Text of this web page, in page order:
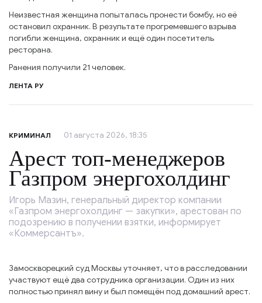
Неизвестная женщина попыталась пронести бомбу, но её
остановил охранник. В результате прогремевшего взрыва
погибли женщина, охранник и ещё один посетитель
ресторана.
Ранения получили 21 человек.
ЛЕНТА РУ
КРИМИНАЛ 01 августа 2026, 18:35
Арест топ-менеджеров
Газпром энергохолдинг
Игорь Мазин, генеральный директор компании
«Газпром энергохолдинг — закупки», арестован по
подозрению в получении взятки, информирует
«Коммерсантъ».
Замоскворецкий суд Москвы уточняет, что в расследовании
участвуют ещё два сотрудника организации. Один из них
полностью принял вину и был помещён под домашний арест.